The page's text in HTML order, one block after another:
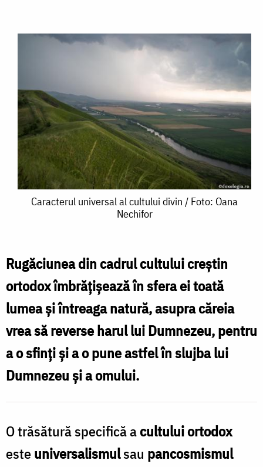
Caracterul
cultului
divin
/
Foto:
Oana
Nechifor
Caracterul universal al cultului divin / Foto: Oana
Nechifor
Rugăciunea din cadrul cultului creștin
ortodox îmbrățișează în sfera ei toată
lumea și întreaga natură, asupra căreia
vrea să reverse harul lui Dumnezeu, pentru
a o sfinți și a o pune astfel în slujba lui
Dumnezeu și a omului.
O trăsătură specifică acultului ortodox
esteuniversalismulsau pancosmismul